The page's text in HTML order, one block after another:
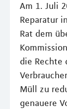
Am 1. Juli
Reparatur
Rat dem
die Rechte
Müll zu
genauere